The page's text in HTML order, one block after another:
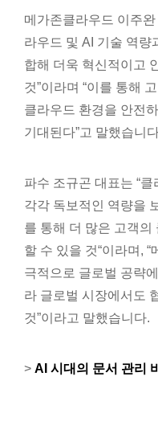
메가존클라우드 이주
라우드 및 AI 기술 역량
합해 더욱 혁신적이고
것”이라며 “이를 통해
클라우드 환경을 안전
기대된다”고 말했습니
파수 조규곤 대표는 “
각각 독보적인 역량을
를 통해 더 많은 고객의
할 수 있을 것“이라며,
극적으로 글로벌 공략
라 글로벌 시장에서도
것”이라고 말했습니다.
> AI 시대의 문서 관리